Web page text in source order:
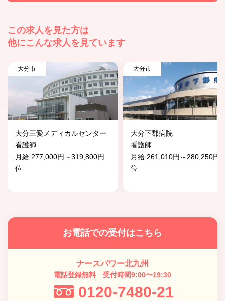
この求人を見た方は
他にこんな求人を見ています
大分市
大分三愛メディカルセンター
看護師
月給 277,000円～319,800円
位
大分市
大分下郡病院
看護師
月給 261,010円～280,250円
位
お電話での受付はこちら
ナースパワー北九州
電話登録無料 受付時間9:00〜19:30
0120-7480-21